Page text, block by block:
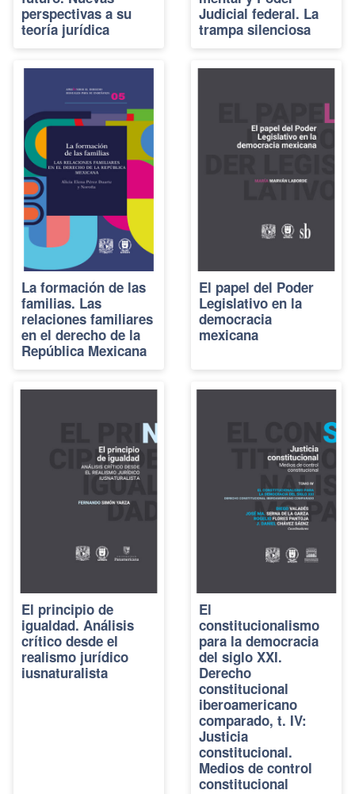
perspectivas a su
teoría jurídica
Judicial federal. La
trampa silenciosa
La formación de las
familias. Las
relaciones familiares
en el derecho de la
República Mexicana
El papel del Poder
Legislativo en la
democracia
mexicana
El principio de
igualdad. Análisis
crítico desde el
realismo jurídico
iusnaturalista
El
constitucionalismo
para la democracia
del siglo XXI.
Derecho
constitucional
iberoamericano
comparado, t. IV:
Justicia
constitucional.
Medios de control
constitucional